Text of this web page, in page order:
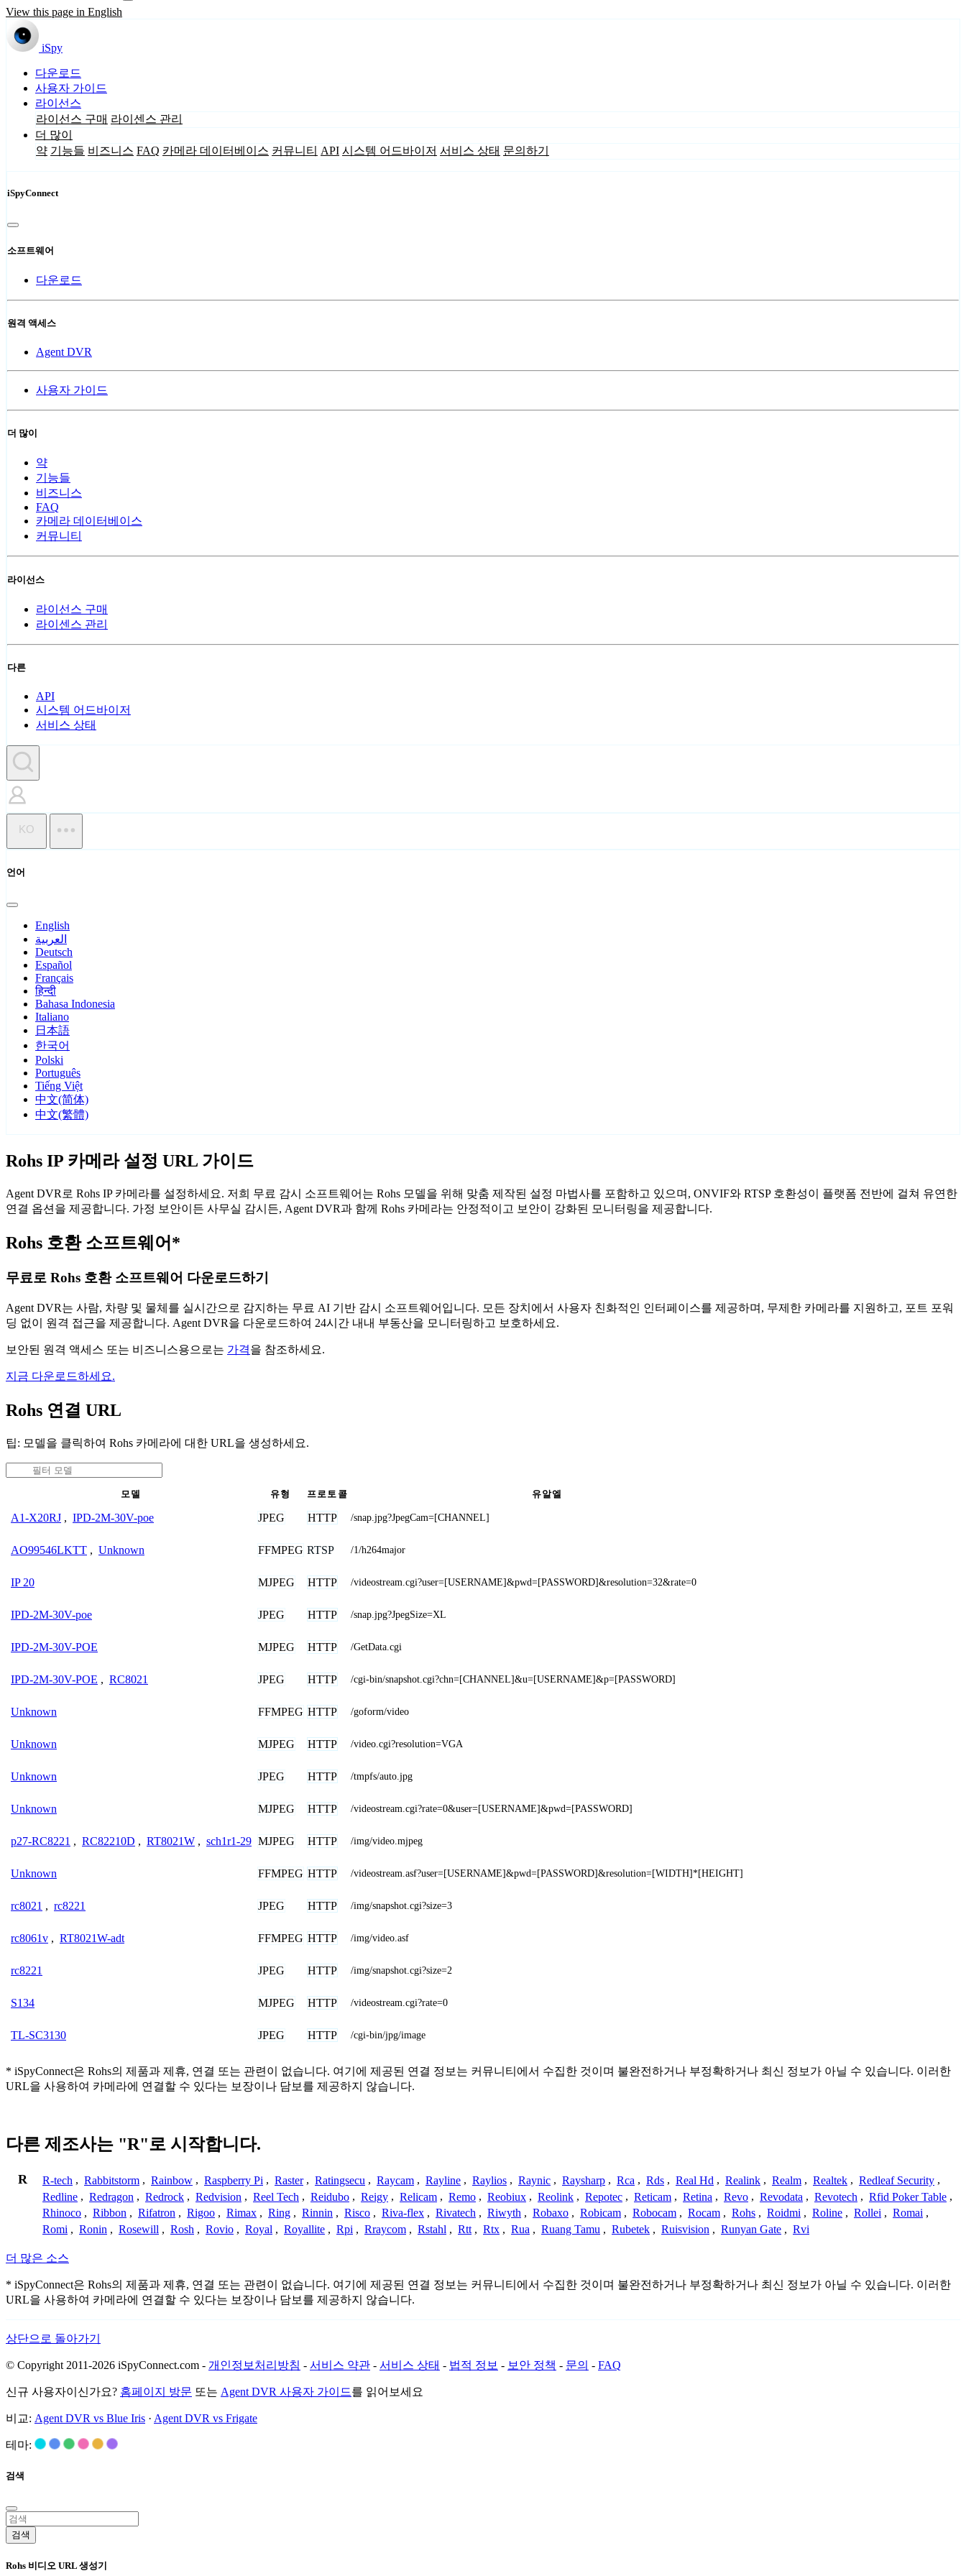
View this page in English
iSpy
다운로드
사용자 가이드
라이선스
라이선스 구매 라이센스 관리
더 많이
약 기능들 비즈니스 FAQ 카메라 데이터베이스 커뮤니티 API 시스템 어드바이저 서비스 상태 문의하기
iSpyConnect
소프트웨어
다운로드
원격 액세스
Agent DVR
사용자 가이드
더 많이
약
기능들
비즈니스
FAQ
카메라 데이터베이스
커뮤니티
라이선스
라이선스 구매
라이센스 관리
다른
API
시스템 어드바이저
서비스 상태
KO
언어
English
العربية
Deutsch
Español
Français
हिन्दी
Bahasa Indonesia
Italiano
日本語
한국어
Polski
Português
Tiếng Việt
中文(简体)
中文(繁體)
Rohs IP 카메라 설정 URL 가이드
Agent DVR로 Rohs IP 카메라를 설정하세요. 저희 무료 감시 소프트웨어는 Rohs 모델을 위해 맞춤 제작된 설정 마법사를 포함하고 있으며, ONVIF와 RTSP 호환성이 플랫폼 전반에 걸쳐 유연한
연결 옵션을 제공합니다. 가정 보안이든 사무실 감시든, Agent DVR과 함께 Rohs 카메라는 안정적이고 보안이 강화된 모니터링을 제공합니다.
Rohs 호환 소프트웨어*
무료로 Rohs 호환 소프트웨어 다운로드하기
Agent DVR는 사람, 차량 및 물체를 실시간으로 감지하는 무료 AI 기반 감시 소프트웨어입니다. 모든 장치에서 사용자 친화적인 인터페이스를 제공하며, 무제한 카메라를 지원하고, 포트 포워
딩 없이 원격 접근을 제공합니다. Agent DVR을 다운로드하여 24시간 내내 부동산을 모니터링하고 보호하세요.
보안된 원격 액세스 또는 비즈니스용으로는 가격을 참조하세요.
지금 다운로드하세요.
Rohs 연결 URL
팁: 모델을 클릭하여 Rohs 카메라에 대한 URL을 생성하세요.
모델 유형 프로토콜 유알엘
A1-X20RJ , IPD-2M-30V-poe JPEG HTTP /snap.jpg?JpegCam=[CHANNEL]
AO99546LKTT , Unknown FFMPEG RTSP /1/h264major
IP 20 MJPEG HTTP /videostream.cgi?user=[USERNAME]&pwd=[PASSWORD]&resolution=32&rate=0
IPD-2M-30V-poe JPEG HTTP /snap.jpg?JpegSize=XL
IPD-2M-30V-POE MJPEG HTTP /GetData.cgi
IPD-2M-30V-POE , RC8021 JPEG HTTP /cgi-bin/snapshot.cgi?chn=[CHANNEL]&u=[USERNAME]&p=[PASSWORD]
Unknown FFMPEG HTTP /goform/video
Unknown MJPEG HTTP /video.cgi?resolution=VGA
Unknown JPEG HTTP /tmpfs/auto.jpg
Unknown MJPEG HTTP /videostream.cgi?rate=0&user=[USERNAME]&pwd=[PASSWORD]
p27-RC8221 , RC82210D , RT8021W , sch1r1-29 MJPEG HTTP /img/video.mjpeg
Unknown FFMPEG HTTP /videostream.asf?user=[USERNAME]&pwd=[PASSWORD]&resolution=[WIDTH]*[HEIGHT]
rc8021 , rc8221 JPEG HTTP /img/snapshot.cgi?size=3
rc8061v , RT8021W-adt FFMPEG HTTP /img/video.asf
rc8221 JPEG HTTP /img/snapshot.cgi?size=2
S134 MJPEG HTTP /videostream.cgi?rate=0
TL-SC3130 JPEG HTTP /cgi-bin/jpg/image
* iSpyConnect은 Rohs의 제품과 제휴, 연결 또는 관련이 없습니다. 여기에 제공된 연결 정보는 커뮤니티에서 수집한 것이며 불완전하거나 부정확하거나 최신 정보가 아닐 수 있습니다. 이러한
URL을 사용하여 카메라에 연결할 수 있다는 보장이나 담보를 제공하지 않습니다.
다른 제조사는 "R"로 시작합니다.
R R-tech , Rabbitstorm , Rainbow , Raspberry Pi , Raster , Ratingsecu , Raycam , Rayline , Raylios , Raynic , Raysharp , Rca , Rds , Real Hd , Realink , Realm , Realtek , Redleaf Security ,
Redline , Redragon , Redrock , Redvision , Reel Tech , Reidubo , Reigy , Relicam , Remo , Reobiux , Reolink , Repotec , Reticam , Retina , Revo , Revodata , Revotech , Rfid Poker Table ,
Rhinoco , Ribbon , Rifatron , Rigoo , Rimax , Ring , Rinnin , Risco , Riva-flex , Rivatech , Riwyth , Robaxo , Robicam , Robocam , Rocam , Rohs , Roidmi , Roline , Rollei , Romai ,
Romi , Ronin , Rosewill , Rosh , Rovio , Royal , Royallite , Rpi , Rraycom , Rstahl , Rtt , Rtx , Rua , Ruang Tamu , Rubetek , Ruisvision , Runyan Gate , Rvi
더 많은 소스
* iSpyConnect은 Rohs의 제품과 제휴, 연결 또는 관련이 없습니다. 여기에 제공된 연결 정보는 커뮤니티에서 수집한 것이며 불완전하거나 부정확하거나 최신 정보가 아닐 수 있습니다. 이러한
URL을 사용하여 카메라에 연결할 수 있다는 보장이나 담보를 제공하지 않습니다.
상단으로 돌아가기
© Copyright 2011-2026 iSpyConnect.com - 개인정보처리방침 - 서비스 약관 - 서비스 상태 - 법적 정보 - 보안 정책 - 문의 - FAQ
신규 사용자이신가요? 홈페이지 방문 또는 Agent DVR 사용자 가이드를 읽어보세요
비교: Agent DVR vs Blue Iris · Agent DVR vs Frigate
테마:
검색
검색
Rohs 비디오 URL 생성기